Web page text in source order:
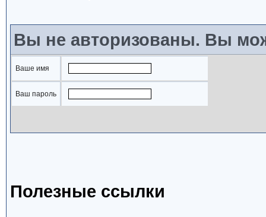
Вы не авторизованы. Вы
Ваше имя
Ваш пароль
Полезные ссылки